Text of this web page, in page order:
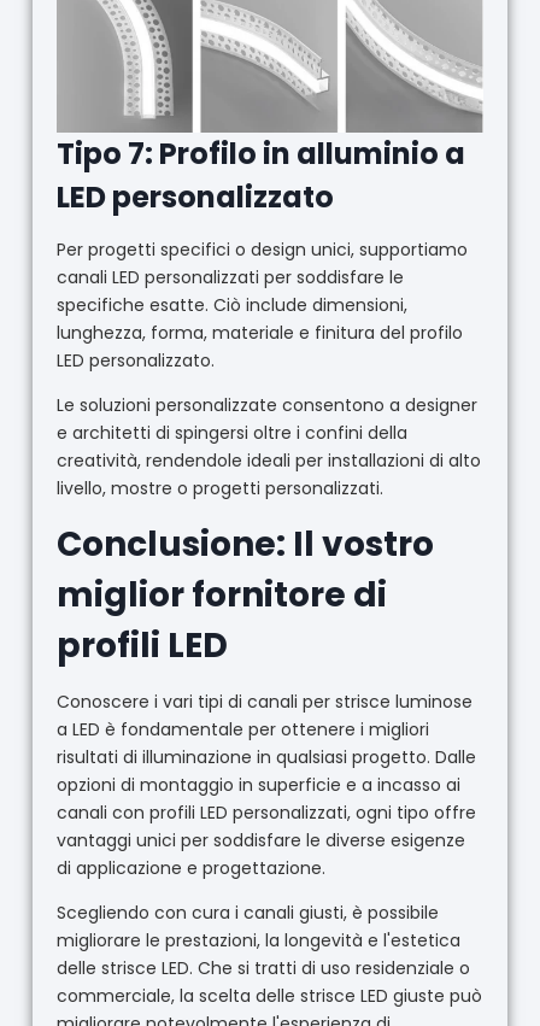
Tipo 7: Profilo in alluminio a
LED personalizzato
Per progetti specifici o design unici, supportiamo
canali LED personalizzati per soddisfare le
specifiche esatte. Ciò include dimensioni,
lunghezza, forma, materiale e finitura del profilo
LED personalizzato.
Le soluzioni personalizzate consentono a designer
e architetti di spingersi oltre i confini della
creatività, rendendole ideali per installazioni di alto
livello, mostre o progetti personalizzati.
Conclusione: Il vostro
miglior fornitore di
profili LED
Conoscere i vari tipi di canali per strisce luminose
a LED è fondamentale per ottenere i migliori
risultati di illuminazione in qualsiasi progetto. Dalle
opzioni di montaggio in superficie e a incasso ai
canali con profili LED personalizzati, ogni tipo offre
vantaggi unici per soddisfare le diverse esigenze
di applicazione e progettazione.
Scegliendo con cura i canali giusti, è possibile
migliorare le prestazioni, la longevità e l'estetica
delle strisce LED. Che si tratti di uso residenziale o
commerciale, la scelta delle strisce LED giuste può